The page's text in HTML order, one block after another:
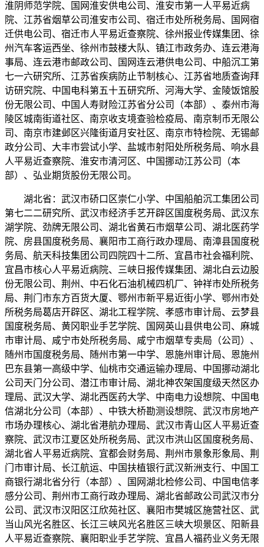
淮阴师范学院、国网淮安供电公司、淮安市第一人平易近病
院、江苏省烟草公司淮安市公司、宿迁市处所税务局、国网宿
迁供电公司、宿迁市人平易近查察院、徐州报业传媒集团、徐
州汽车客运西坐、徐州市鼓楼大队、镇江市政务办、连云港海
事局、连云港市邮政公司、国网连云港供电公司、中船沉工第
七一六研究所、江苏省疾病防止节制核心、江苏省地质查询拜
访研究院、中国电科第五十五研究所、河海大学、金陵饭馆股
份无限公司、中国人寿财险江苏省分公司（本部）、泰州市海
陵区城南街道社区、南京收支境查验检疫局、南京制币无限公
司、南京市建邺区兴隆街道月安社区、南京市特检院、无锡邮
政分公司、大丰市尝试小学、盐城市射阳处所税务局、响水县
人平易近查察院、淮安市清河区、中国挪动江苏公司（本
部）、弘业期货股份无限公司。
湖北省：武汉市硚口区崇仁小学、中国船舶沉工集团公司
第七二二研究所、武汉市经济手艺开辟区国度税务局、武汉东
湖学院、劲牌无限公司、湖北省黄石市烟草公司、湖北医药学
院、房县国度税务局、襄阳市工商行政办理局、南漳县国度税
务局、航天科技集团公司四院四十二所、宜昌市社会福利院、
宜昌市核心人平易近病院、三峡日报传媒集团、湖北白云边股
份无限公司、荆州、中石化石油机械四机厂、钟祥市处所税务
局、荆门市东方百货大厦、鄂州市新平易近街小学、鄂州市处
所税务局葛店开辟区、湖北工程学院、孝感市审计局、云梦县
国度税务局、黄冈职业手艺学院、国网英山县供电公司、麻城
市审计局、咸宁市处所税务局、咸宁市烟草专卖局（公司）、
随州市国度税务局、随州市第一中学、恩施州审计局、恩施州
巴东县第一高级中学、仙桃市交通运输办理局、中国挪动湖北
公司天门分公司、潜江市审计局、湖北神农架国度级天然区办
理局、武汉大学、湖北西医药大学、中南电力设想院、中国电
信湖北分公司（本部）、中铁大桥勘测设想院、武汉市房地产
市场办理核心、湖北省港航办理局、武汉市青山区人平易近查
察院、武汉市江夏区处所税务局、武汉市洪山区国度税务局、
湖北省人平易近病院、宜都会财务局、荆州市景象形象局、荆
门市审计局、长江航运、中国扶植银行武汉新洲支行、中国工
商银行湖北省分行（本部）、国网湖北检修公司、中国电信孝
感分公司、荆州市工商行政办理局、湖北省邮政公司武汉市分
公司、武汉市汉阳区江欣苑社区、襄阳市樊城区施营社区、武
当山风光名胜区、长江三峡风光名胜区三峡大坝景区、阳新县
人平易近查察院、襄阳职业手艺学院、宜昌人福药业义务无限